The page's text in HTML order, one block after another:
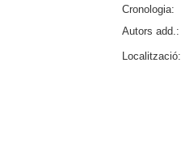
Cronologia:
Autors add.:
Localització: